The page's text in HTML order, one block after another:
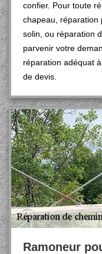
confier. Pour toute
chapeau, réparation
solin, ou réparation
parvenir votre
réparation adéquat
de devis.
Ramoneur